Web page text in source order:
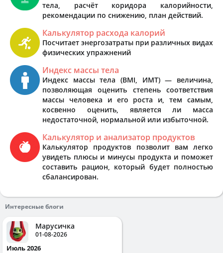
тела, расчёт коридора калорийности,
рекомендации по снижению, план действий.
Калькулятор расхода калорий
Посчитает энергозатраты при различных видах
физических упражнений
Индекс массы тела
Индекс массы тела (BMI, ИМТ) — величина,
позволяющая оценить степень соответствия
массы человека и его роста и, тем самым,
косвенно оценить, является ли масса
недостаточной, нормальной или избыточной.
Калькулятор и анализатор продуктов
Калькулятор продуктов позволит вам легко
увидеть плюсы и минусы продукта и поможет
составить рацион, который будет полностью
сбалансирован.
Интересные блоги
Марусичка
01-08-2026
Июль 2026